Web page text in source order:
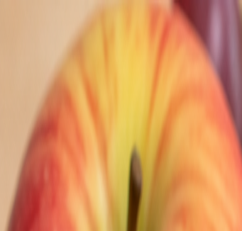
Nedeľa, 9. augusta 2026 Meniny má Ľubomíra